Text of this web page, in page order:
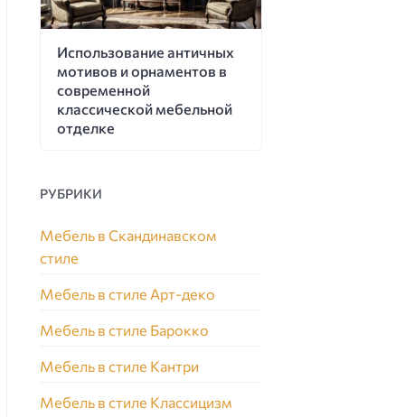
Использование античных
мотивов и орнаментов в
современной
классической мебельной
отделке
РУБРИКИ
Мебель в Скандинавском
стиле
Мебель в стиле Арт-деко
Мебель в стиле Барокко
Мебель в стиле Кантри
Мебель в стиле Классицизм